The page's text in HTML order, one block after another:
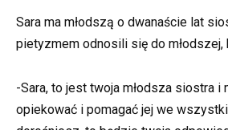
Sara ma młodszą o dwanaście lat
pietyzmem odnosili się do młodszej,
-Sara, to jest twoja młodsza siostra i
opiekować i pomagać jej we